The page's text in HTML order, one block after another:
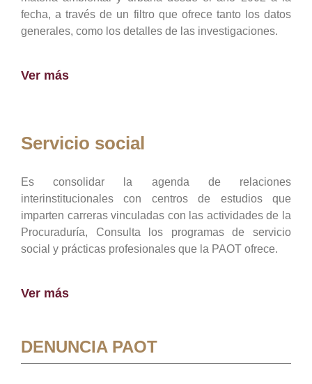
fecha, a través de un filtro que ofrece tanto los datos
generales, como los detalles de las investigaciones.
Ver más
Servicio social
Es consolidar la agenda de relaciones
interinstitucionales con centros de estudios que
imparten carreras vinculadas con las actividades de la
Procuraduría, Consulta los programas de servicio
social y prácticas profesionales que la PAOT ofrece.
Ver más
DENUNCIA PAOT